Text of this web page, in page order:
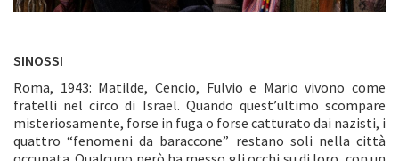
SINOSSI
Roma, 1943: Matilde, Cencio, Fulvio e Mario vivono come
fratelli nel circo di Israel. Quando quest’ultimo scompare
misteriosamente, forse in fuga o forse catturato dai nazisti, i
quattro “fenomeni da baraccone” restano soli nella città